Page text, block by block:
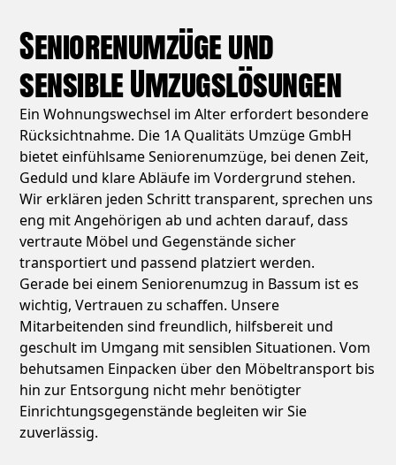
Seniorenumzüge und
sensible Umzugslösungen
Ein Wohnungswechsel im Alter erfordert besondere
Rücksichtnahme. Die 1A Qualitäts Umzüge GmbH
bietet einfühlsame Seniorenumzüge, bei denen Zeit,
Geduld und klare Abläufe im Vordergrund stehen.
Wir erklären jeden Schritt transparent, sprechen uns
eng mit Angehörigen ab und achten darauf, dass
vertraute Möbel und Gegenstände sicher
transportiert und passend platziert werden.
Gerade bei einem Seniorenumzug in Bassum ist es
wichtig, Vertrauen zu schaffen. Unsere
Mitarbeitenden sind freundlich, hilfsbereit und
geschult im Umgang mit sensiblen Situationen. Vom
behutsamen Einpacken über den Möbeltransport bis
hin zur Entsorgung nicht mehr benötigter
Einrichtungsgegenstände begleiten wir Sie
zuverlässig.